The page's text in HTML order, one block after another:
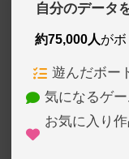
自分のデータ
約75,000人がボ
遊んだボー
気になるゲ
お気に入り